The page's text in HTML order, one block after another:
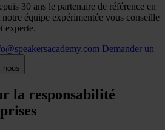
30 ans le partenaire de référence en
équipe expérimentée vous conseille
experte.
Demander un
nous
la responsabilité